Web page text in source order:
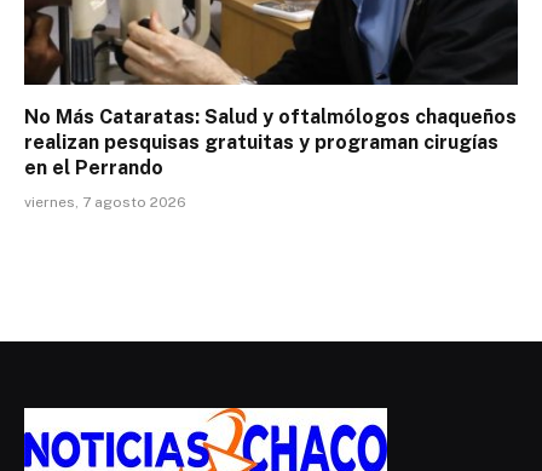
No Más Cataratas: Salud y oftalmólogos chaqueños
realizan pesquisas gratuitas y programan cirugías
en el Perrando
viernes, 7 agosto 2026